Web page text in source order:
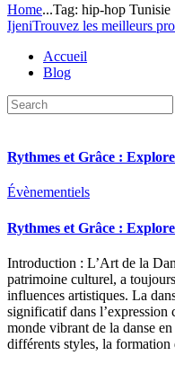
Home...Tag: hip-hop Tunisie
IjeniTrouvez les meilleurs
Accueil
Blog
Rythmes et Grâce :
Évènementiels
Rythmes et Grâce :
Introduction : L’Art de la
patrimoine culturel, a
influences artistiques. La
significatif dans
monde vibrant de la danse
différents styles, la